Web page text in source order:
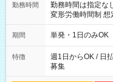
勤務時間
勤務時間は指定な
変形労働時間制 想定労働時
～21：00
期間 単発・1日のみOK
特徴
週1日からOK / 日
募集